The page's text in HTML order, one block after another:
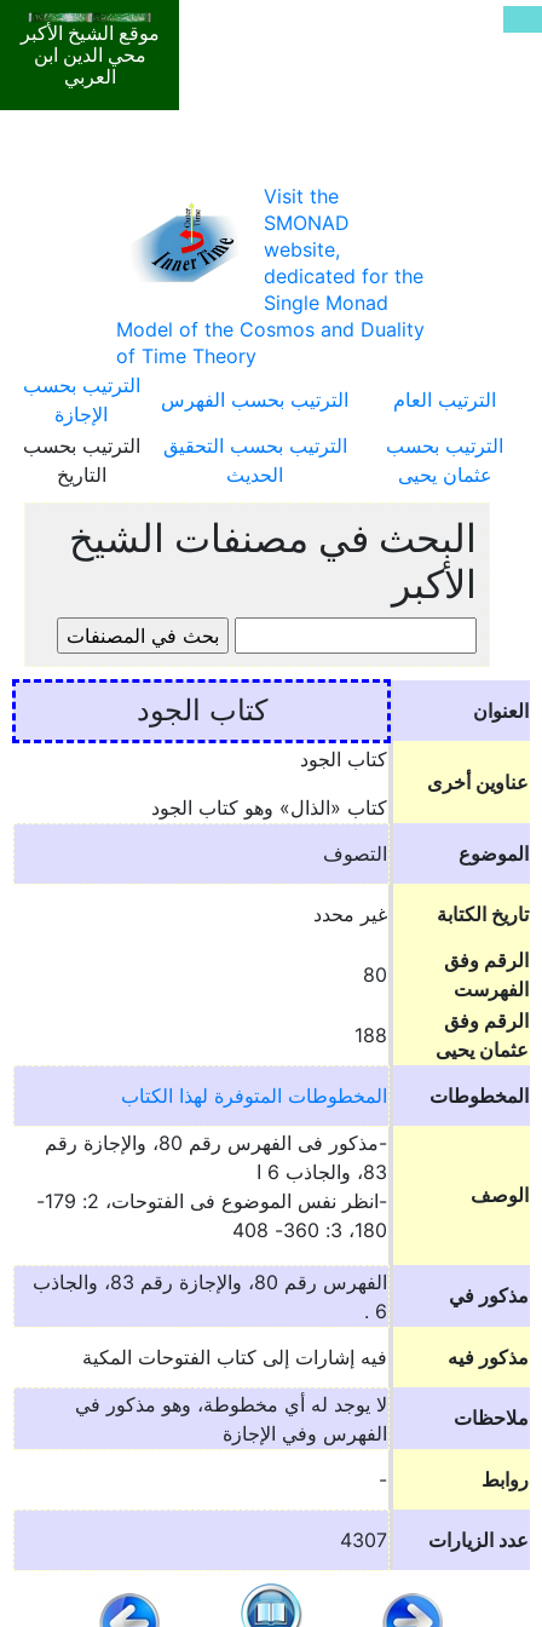
موقع الشيخ الأكبر
محي الدين ابن
العربي
Visit the
SMONAD
website,
dedicated for the
Single Monad
Model of the Cosmos and Duality
of Time Theory
الترتيب العام
الترتيب بحسب الفهرس
الترتيب بحسب
الإجازة
الترتيب بحسب
عثمان يحيى
الترتيب بحسب التحقيق
الحديث
الترتيب بحسب
التاريخ
البحث في مصنفات الشيخ
الأكبر
العنوان كتاب الجود
عناوين أخرى
كتاب الجود
كتاب «الذال» وهو كتاب الجود
الموضوع
التصوف
تاريخ الكتابة
غير محدد
الرقم وفق
الفهرست
80
الرقم وفق
عثمان يحيى
188
المخطوطات المخطوطات المتوفرة لهذا الكتاب
الوصف
-مذكور فى الفهرس رقم 80، والإجازة رقم
83، والجاذب 6 ا
-انظر نفس الموضوع فى الفتوحات، 2: 179-
180، 3: 360- 408
مذكور في
الفهرس رقم 80، والإجازة رقم 83، والجاذب
6 .
مذكور فيه
فيه إشارات إلى كتاب الفتوحات المكية
ملاحظات
لا يوجد له أي مخطوطة، وهو مذكور في
الفهرس وفي الإجازة
روابط
-
عدد الزيارات 4307